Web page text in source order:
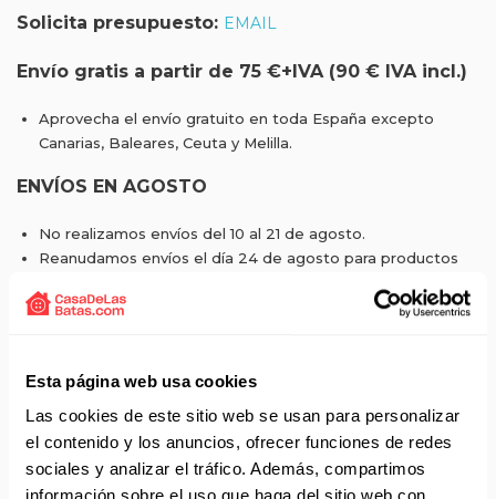
Esta página web usa cookies
Las cookies de este sitio web se usan para personalizar
el contenido y los anuncios, ofrecer funciones de redes
sociales y analizar el tráfico. Además, compartimos
Solicita presupuesto: EMAIL
Envío gratis a partir de 75 €+IVA (90 € IVA incl.)
Aprovecha el envío gratuito en toda España excepto
Canarias, Baleares, Ceuta y Melilla.
ENVÍOS EN AGOSTO
No realizamos envíos del 10 al 21 de agosto.
Reanudamos envíos el día 24 de agosto para productos
Si adquieres productos con distinto plazo de entrega, el
partir de la fecha indicada en cada producto según fábrica.
bordados y estampados está cerrado en agosto. Se
reanudan las personalizaciones por orden de compra a
partir de septiembre.